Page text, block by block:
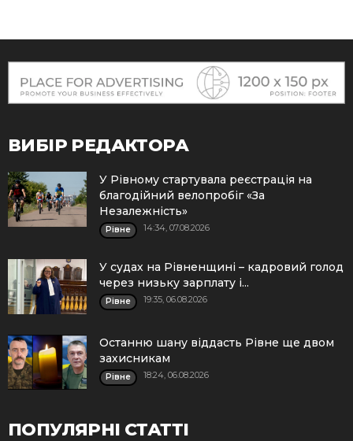
ВИБІР РЕДАКТОРА
У Рівному стартувала реєстрація на
благодійний велопробіг «За
Незалежність»
Рівне 14:34, 07.08.2026
У судах на Рівненщині – кадровий голод
через низьку зарплату і...
Рівне 19:35, 06.08.2026
Останню шану віддасть Рівне ще двом
захисникам
Рівне 18:24, 06.08.2026
ПОПУЛЯРНІ СТАТТІ